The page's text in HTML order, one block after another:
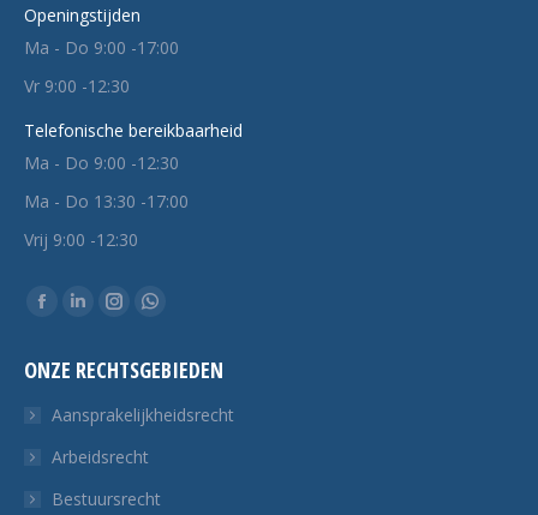
Openingstijden
Ma - Do 9:00 -17:00
Vr 9:00 -12:30
Telefonische bereikbaarheid
Ma - Do 9:00 -12:30
Ma - Do 13:30 -17:00
Vrij 9:00 -12:30
Vind ons op:
Facebook
opent
nieuw
tabblad
Linkedin
opent
in
nieuw
tabblad
Instagram
opent
in
nieuw
tabblad
Whatsapp
opent
in
tabblad
ONZE RECHTSGEBIEDEN
Aansprakelijkheidsrecht
Arbeidsrecht
Bestuursrecht